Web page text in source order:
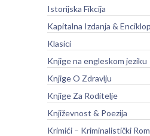
Istorijska Fikcija
Kapitalna Izdanja &
Klasici
Knjige na engleskom jeziku
Knjige O Zdravlju
Knjige Za Roditelje
Književnost & Poezija
Krimići – Kriminalistički